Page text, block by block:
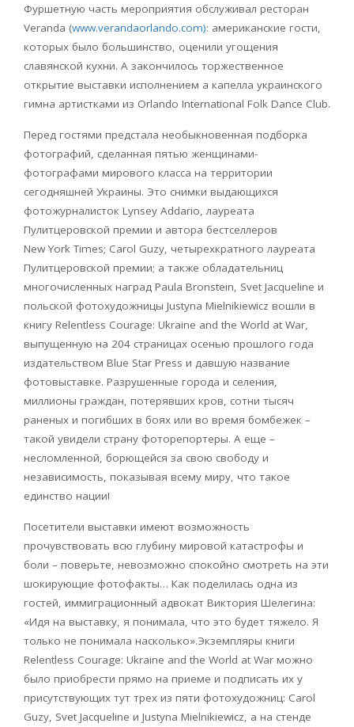
Фуршетную часть мероприятия обслуживал ресторан
Veranda (www.verandaorlando.com): американские гости,
которых было большинство, оценили угощения
славянской кухни. А закончилось торжественное
открытие выставки исполнением а капелла украинского
гимна артистками из Orlando International Folk Dance Club.
Перед гостями предстала необыкновенная подборка
фотографий, сделанная пятью женщинами-
фотографами мирового класса на территории
сегодняшней Украины. Это снимки выдающихся
фотожурналисток Lynsey Addario, лауреата
Пулитцеровской премии и автора бестселлеров
New York Times; Carol Guzy, четырехкратного лауреата
Пулитцеровской премии; а также обладательниц
многочисленных наград Paula Bronstein, Svet Jacqueline и
польской фотохудожницы Justyna Mielnikiewicz вошли в
книгу Relentless Courage: Ukraine and the World at War,
выпущенную на 204 страницах осенью прошлого года
издательством Blue Star Press и давшую название
фотовыставке. Разрушенные города и селения,
миллионы граждан, потерявших кров, сотни тысяч
раненых и погибших в боях или во время бомбежек –
такой увидели страну фоторепортеры. А еще –
несломленной, борющейся за свою свободу и
независимость, показывая всему миру, что такое
единство нации!
Посетители выставки имеют возможность
прочувствовать всю глубину мировой катастрофы и
боли – поверьте, невозможно спокойно смотреть на эти
шокирующие фотофакты… Как поделилась одна из
гостей, иммиграционный адвокат Виктория Шелегина:
«Идя на выставку, я понимала, что это будет тяжело. Я
только не понимала насколько».Экземпляры книги
Relentless Courage: Ukraine and the World at War можно
было приобрести прямо на приеме и подписать их у
присутствующих тут трех из пяти фотохудожниц: Carol
Guzy, Svet Jacqueline и Justyna Mielnikiewicz, а на стенде